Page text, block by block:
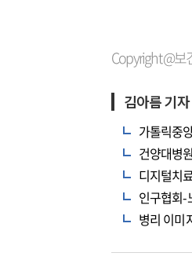
Copyright @보
김아름 기자
가톨릭중
건양대병
디지털치
인구협회-
병리 이미